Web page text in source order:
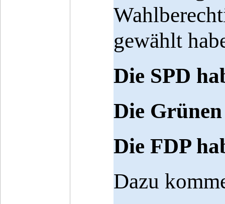
gewählt
Die SPD
Die
Die FDP
Dazu